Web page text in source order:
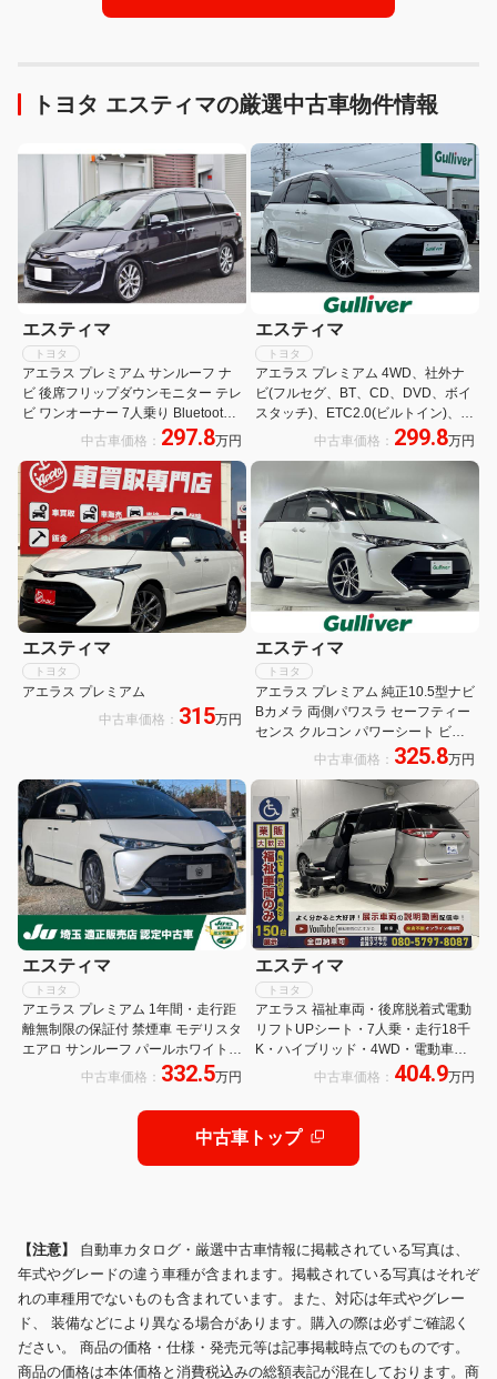
トヨタ エスティマの厳選中古車物件情報
エスティマ
トヨタ
アエラス プレミアム サンルーフ ナ
ビ 後席フリップダウンモニター テレ
ビ ワンオーナー 7人乗り Bluetooth
ETC 両側パワースライドドア 禁煙車
車発進お知らせ
中古車価格： 297.8万円
エスティマ
トヨタ
アエラス プレミアム 4WD、社外ナ
ビ(フルセグ、BT、CD、DVD、ボイ
スタッチ)、ETC2.0(ビルトイン)、バ
ックカメラ、クルーズコントロー
中古車価格： 299.8万円
エスティマ
トヨタ
アエラス プレミアム
中古車価格： 315万円
エスティマ
トヨタ
アエラス プレミアム 純正10.5型ナビ
Bカメラ 両側パワスラ セーフティー
センス クルコン パワーシート ビル
トインETC 純正前ドラレコ 社外フロ
アマット 革巻きステアリング ステア
リングスイッチ スマートキー
中古車価格： 325.8万円
エスティマ
トヨタ
アエラス プレミアム 1年間・走行距
離無制限の保証付 禁煙車 モデリスタ
エアロ サンルーフ パールホワイト
後席モニター バックモニターLEDヘ
乗り クルーズコントロール アルミホ
中古車価格： 332.5万円
エスティマ
トヨタ
アエラス 福祉車両・後席脱着式電動
リフトUPシート・7人乗・走行18千
K・ハイブリッド・4WD・電動車イ
ス仕様・運転席パワーシート・左右
ト・スマートキー・TV・ナビ
中古車価格： 404.9万円
中古車トップ
【注意】 自動車カタログ・厳選中古車情報に掲載されている写真は、
年式やグレードの違う車種が含まれます。掲載されている写真はそれぞ
れの車種用でないものも含まれています。また、対応は年式やグレー
ド、 装備などにより異なる場合があります。購入の際は必ずご確認く
ださい。 商品の価格・仕様・発売元等は記事掲載時点でのものです。
商品の価格は本体価格と消費税込みの総額表記が混在しております。商